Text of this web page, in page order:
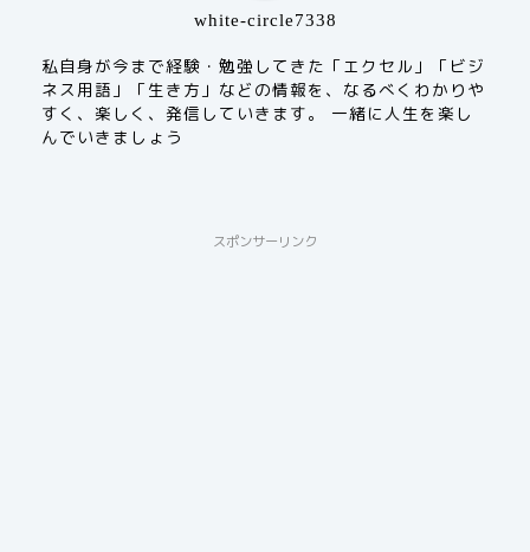
white-circle7338
私自身が今まで経験・勉強してきた「エクセル」「ビジ
ネス用語」「生き方」などの情報を、なるべくわかりや
すく、楽しく、発信していきます。 一緒に人生を楽し
んでいきましょう
スポンサーリンク